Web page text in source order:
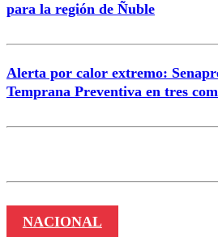
para la región de Ñuble
Alerta por calor extremo:
Temprana Preventiva en tres
NACIONAL